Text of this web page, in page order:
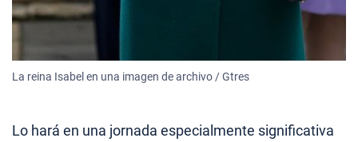
La reina Isabel en una imagen de archivo / Gtres
Lo hará en una jornada especialmente significativa